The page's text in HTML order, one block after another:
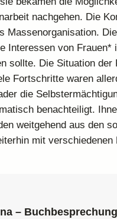
nachgehen. Die
Massenorganisation.
Interessen von Frauen*
sollte. Die Situation der
Fortschritte waren
die
benachteiligt.
weitgehend aus den
mit verschiedenen
–